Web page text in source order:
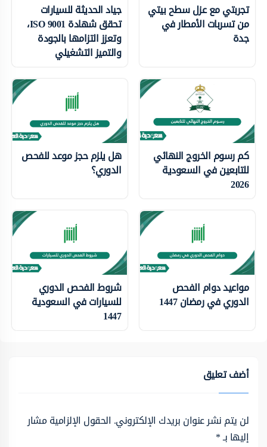
تجربتي مع عزل سطح بيتي
من تسربات الأمطار في
جدة
جياد الحديثة للسيارات
تحقق شهادة ISO 9001،
وتعزز التزامها بالجودة
والتميز التشغيلي
كم رسوم الخروج النهائي
للتابعين في السعودية
2026
هل يلزم حجز موعد للفحص
الدوري؟
مواعيد دوام الفحص
الدوري في رمضان 1447
شروط الفحص الدوري
للسيارات في السعودية
1447
أضف تعليق
لن يتم نشر عنوان بريدك الإلكتروني. الحقول الإلزامية مشار
إليها بـ*